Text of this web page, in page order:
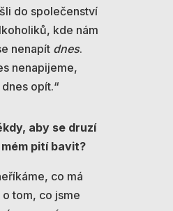
do společenství
kde nám
nenapít dnes.
nenapijeme,
opít.“
aby se druzí
pití bavit?
co má
tom, co jsme